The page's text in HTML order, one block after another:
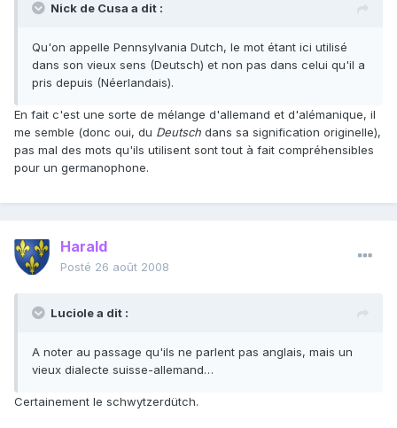
Nick de Cusa a dit :
Qu'on appelle Pennsylvania Dutch, le mot étant ici utilisé
dans son vieux sens (Deutsch) et non pas dans celui qu'il a
pris depuis (Néerlandais).
En fait c'est une sorte de mélange d'allemand et d'alémanique, il
me semble (donc oui, du Deutsch dans sa signification originelle),
pas mal des mots qu'ils utilisent sont tout à fait compréhensibles
pour un germanophone.
Harald
Posté 26 août 2008
Luciole a dit :
A noter au passage qu'ils ne parlent pas anglais, mais un
vieux dialecte suisse-allemand…
Certainement le schwytzerdütch.